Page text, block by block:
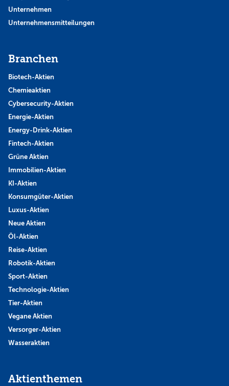
Unternehmen
Unternehmensmitteilungen
Branchen
Biotech-Aktien
Chemieaktien
Cybersecurity-Aktien
Energie-Aktien
Energy-Drink-Aktien
Fintech-Aktien
Grüne Aktien
Immobilien-Aktien
KI-Aktien
Konsumgüter-Aktien
Luxus-Aktien
Neue Aktien
Öl-Aktien
Reise-Aktien
Robotik-Aktien
Sport-Aktien
Technologie-Aktien
Tier-Aktien
Vegane Aktien
Versorger-Aktien
Wasseraktien
Aktienthemen